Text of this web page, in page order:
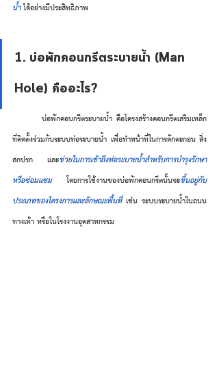
น้ำ ได้อย่างมีประสิทธิภาพ
1. บ่อพักคอนกรีตระบายน้ำ (Man
Hole) คืออะไร?
ที่ติดตั้งร่วมกับระบบท่อระบายน้ำ เพื่อทำหน้าที่ในการดักตะกอน สิ่ง
สกปรก และช่วยในการเข้าถึงท่อระบายน้ำสำหรับการบำรุงรักษา
หรือซ่อมแซม โดยการใช้งานของบ่อพักคอนกรีตนั้นจะขึ้นอยู่กับ
ประเภทของโครงการและลักษณะพื้นที่ เช่น ระบบระบายน้ำในถนน
ทางเท้า หรือในโรงงานอุตสาหกรรม